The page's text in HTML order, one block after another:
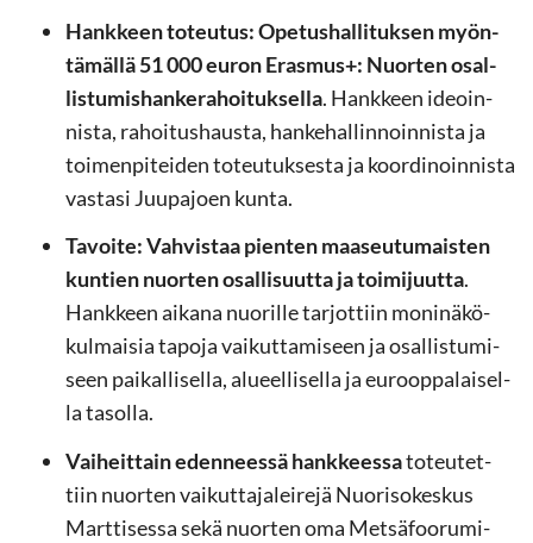
Hank­keen to­teu­tus: Ope­tus­hal­li­tuk­sen myön­
tä­mäl­lä 51 000 euron Eras­mus+: Nuor­ten osal­
lis­tu­mis­han­ke­ra­hoi­tuk­sel­la. Hank­keen ideoin­
nis­ta, ra­hoi­tus­haus­ta, han­ke­hal­lin­noin­nis­ta ja
toi­men­pi­tei­den to­teu­tuk­ses­ta ja koor­di­noin­nis­ta
vas­ta­si Juu­pa­joen kunta.
Ta­voi­te: Vah­vis­taa pien­ten maa­seu­tu­mais­ten
kun­tien nuor­ten osal­li­suut­ta ja toi­mi­juut­ta.
Hank­keen ai­ka­na nuo­ril­le tar­jot­tiin mo­ni­nä­kö­
kul­mai­sia ta­po­ja vai­kut­ta­mi­seen ja osal­lis­tu­mi­
seen pai­kal­li­sel­la, alu­eel­li­sel­la ja eu­roop­pa­lai­sel­
la ta­sol­la.
Vai­heit­tain eden­nees­sä hank­kees­sato­teu­tet­
tiin nuor­ten vai­kut­ta­ja­lei­re­jä Nuo­ri­so­kes­kus
Mart­ti­ses­sa sekä nuor­ten oma Metsäfoorumi-​